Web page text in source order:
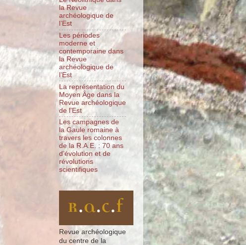
la Revue
archéologique de
l’Est
Les périodes
moderne et
contemporaine dans
la Revue
archéologique de
l’Est
La représentation du
Moyen Âge dans la
Revue archéologique
de l’Est
Les campagnes de
la Gaule romaine à
travers les colonnes
de la R.A.E. : 70 ans
d’évolution et de
révolutions
scientifiques
Revue archéologique
du centre de la